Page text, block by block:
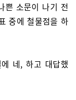
쁜 소문이 나기 전
중에 철물점을 하
네, 하고 대답했